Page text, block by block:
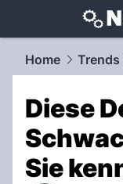
Home Trends
Diese
Sie